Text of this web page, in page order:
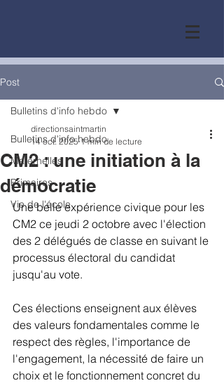
Post
Bulletins d'info hebdo
Maternelles
Primaires
Vie de l'école
Bulletins d'info hebdo
CM2 : une initiation à la
démocratie
directionsaintmartin
14 oct. 2025 1 min de lecture
Une belle expérience civique pour les
CM2 ce jeudi 2 octobre avec l'élection
des 2 délégués de classe en suivant le
processus électoral du candidat
jusqu'au vote.
Ces élections enseignent aux élèves
des valeurs fondamentales comme le
respect des règles, l'importance de
l'engagement, la nécessité de faire un
choix et le fonctionnement concret du